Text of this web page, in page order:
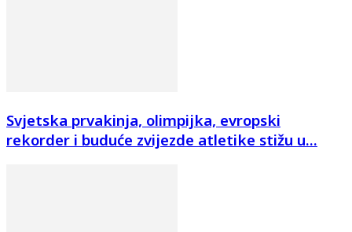
Svjetska prvakinja, olimpijka, evropski
rekorder i buduće zvijezde atletike stižu u...